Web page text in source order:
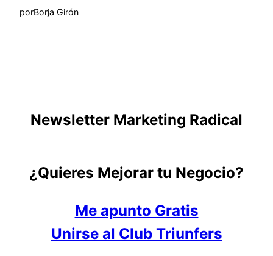
porBorja Girón
Newsletter Marketing Radical
¿Quieres Mejorar tu Negocio?
Me apunto Gratis
Unirse al Club Triunfers